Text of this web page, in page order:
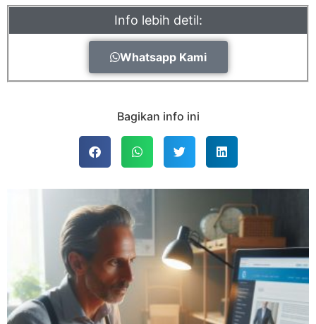
Info lebih detil:
Whatsapp Kami
Bagikan info ini